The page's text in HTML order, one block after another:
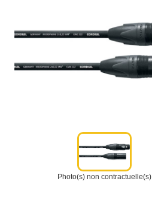
Photo(s) non contractuelle(s)